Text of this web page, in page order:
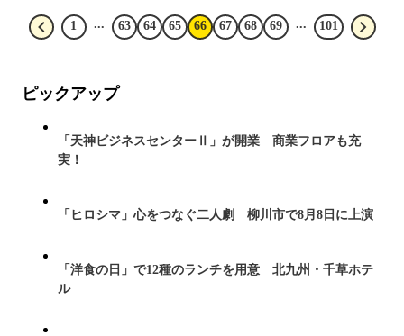
1 ... 63 64 65 66 67 68 69 ... 101
ピックアップ
「天神ビジネスセンターⅡ」が開業 商業フロアも充
実！
「ヒロシマ」心をつなぐ二人劇 柳川市で8月8日に上演
「洋食の日」で12種のランチを用意 北九州・千草ホテ
ル